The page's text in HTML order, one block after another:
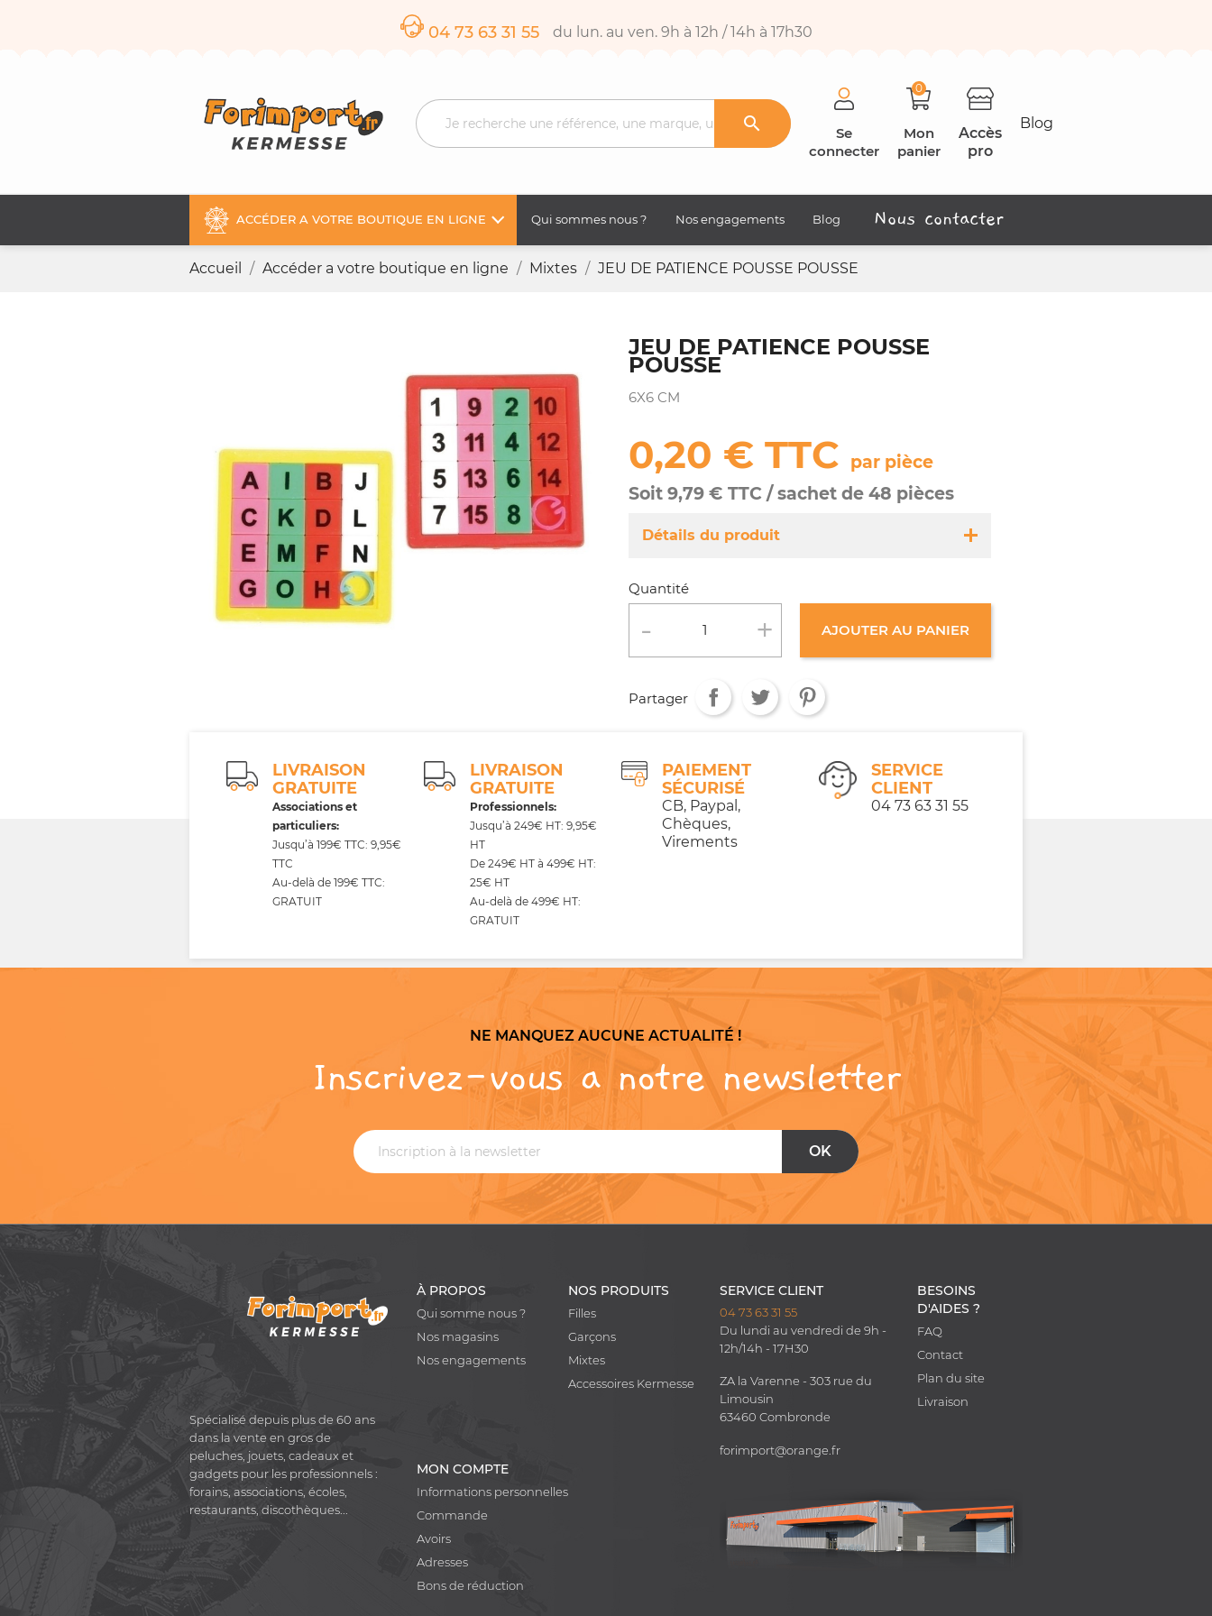
04 73 63 31 55 du lun. au ven. 9h à 12h / 14h à 17h30

Se
connecter
0
Mon
panier
Accès
pro
Blog
ACCÉDER A VOTRE BOUTIQUE EN LIGNE Qui sommes nous ? Nos engagements Blog Nous contacter
Accueil Accéder a votre boutique en ligne Mixtes JEU DE PATIENCE POUSSE POUSSE
JEU DE PATIENCE POUSSE
POUSSE
6X6 CM
0,20 € TTC par pièce
Soit 9,79 € TTC / sachet de 48 pièces
Détails du produit
Référence
Conditionnement :
3 a 10 ans
Quantité
AJOUTER AU PANIER
Partager
LIVRAISON
GRATUITE
Associations et
particuliers:
Jusqu’à 199€ TTC: 9,95€
TTC
Au-delà de 199€ TTC:
GRATUIT
LIVRAISON
GRATUITE
Professionnels:
Jusqu’à 249€ HT: 9,95€
HT
De 249€ HT à 499€ HT:
25€ HT
Au-delà de 499€ HT:
GRATUIT
PAIEMENT
SÉCURISÉ
CB, Paypal,
Chèques,
Virements
SERVICE
CLIENT
04 73 63 31 55
NE MANQUEZ AUCUNE ACTUALITÉ !
Inscrivez-vous a notre newsletter
Spécialisé depuis plus de 60 ans
dans la vente en gros de
peluches, jouets, cadeaux et
gadgets pour les professionnels :
forains, associations, écoles,
restaurants, discothèques...
À PROPOS
Qui somme nous ?
Nos magasins
Nos engagements
MON COMPTE
Informations personnelles
Commande
Avoirs
Adresses
Bons de réduction
NOS PRODUITS
Filles
Garçons
Mixtes
Accessoires Kermesse
BESOINS
D'AIDES ?
FAQ
Contact
Plan du site
Livraison
SERVICE CLIENT
04 73 63 31 55
Du lundi au vendredi de 9h -
12h/14h - 17H30
ZA la Varenne - 303 rue du
Limousin
63460 Combronde
forimport@orange.fr